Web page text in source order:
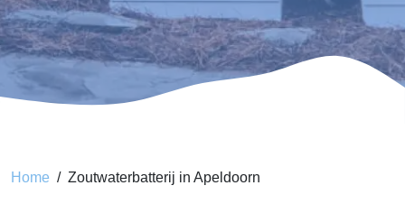
Home Zoutwaterbatterij in Apeldoorn